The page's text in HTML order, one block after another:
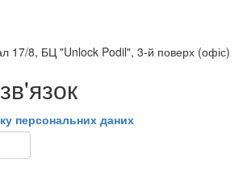
17/8, БЦ "Unlock Podil", 3-й поверх (офіс)
персональних даних